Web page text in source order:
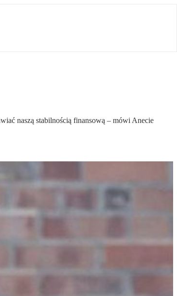
naszą stabilnością finansową – mówi Anecie